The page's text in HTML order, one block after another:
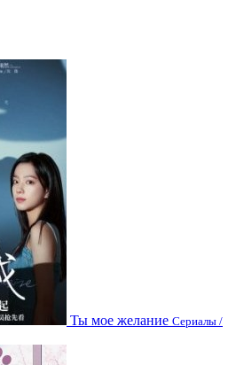
Ты мое желание Сериалы /